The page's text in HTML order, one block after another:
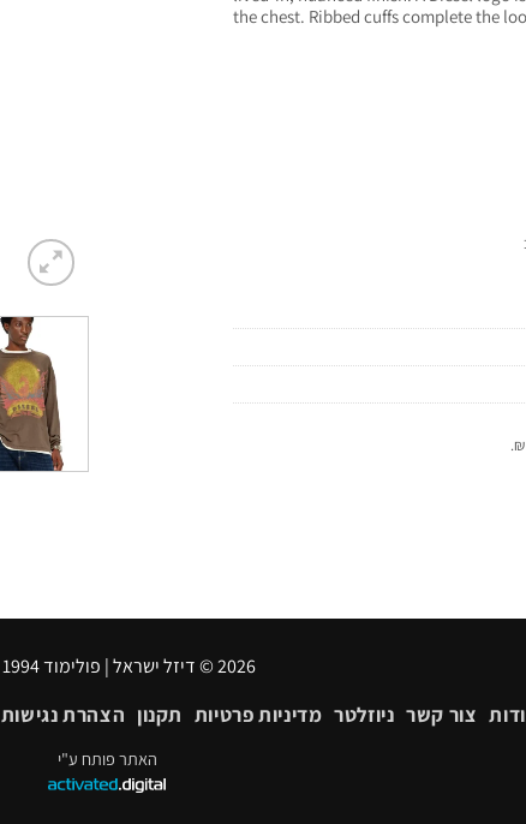
the chest. Ribbed cuffs complete the
2026 © דיזל ישראל | פולימוד 1994 בע״מ
צור קשר ניוזלטר מדיניות פרטיות תקנון הצהרת נגישות
האתר פותח ע"י